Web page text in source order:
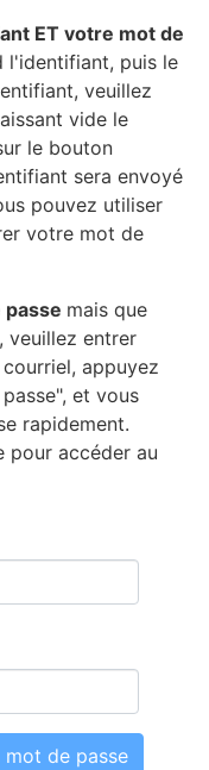
ET votre mot de
l'identifiant, puis le
veuillez
vide le
le bouton
sera envoyé
pouvez utiliser
votre mot de
mais que
veuillez entrer
appuyez
et vous
rapidement.
pour accéder au